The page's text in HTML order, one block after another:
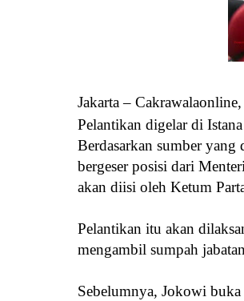
Jakarta –
Pelantikan digelar di
Berdasarkan sumber
bergeser posisi dari
akan diisi oleh Ketum
Pelantikan itu akan
mengambil sumpah
Sebelumnya, Jokowi